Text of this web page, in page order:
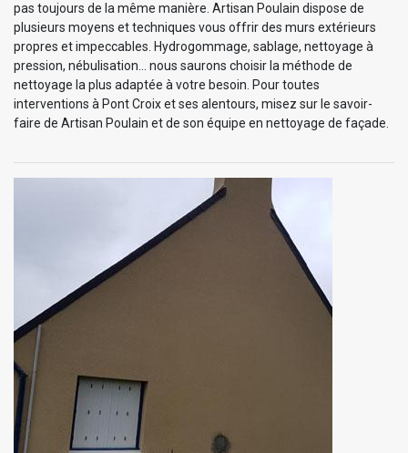
pas toujours de la même manière. Artisan Poulain dispose de
plusieurs moyens et techniques vous offrir des murs extérieurs
propres et impeccables. Hydrogommage, sablage, nettoyage à
pression, nébulisation… nous saurons choisir la méthode de
nettoyage la plus adaptée à votre besoin. Pour toutes
interventions à Pont Croix et ses alentours, misez sur le savoir-
faire de Artisan Poulain et de son équipe en nettoyage de façade.